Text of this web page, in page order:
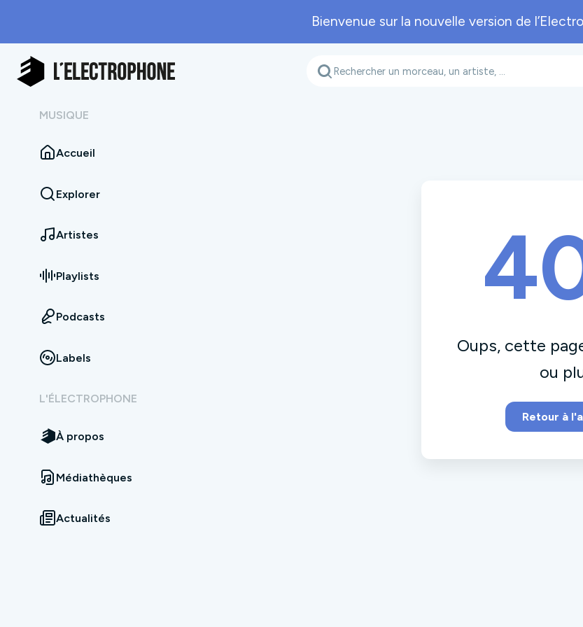
Bienvenue sur la nouvelle version de
MUSIQUE
Accueil
Explorer
Artistes
Playlists
Podcasts
Labels
L'ÉLECTROPHONE
À propos
Médiathèques
Actualités
Oups, cette
ou
Retour à